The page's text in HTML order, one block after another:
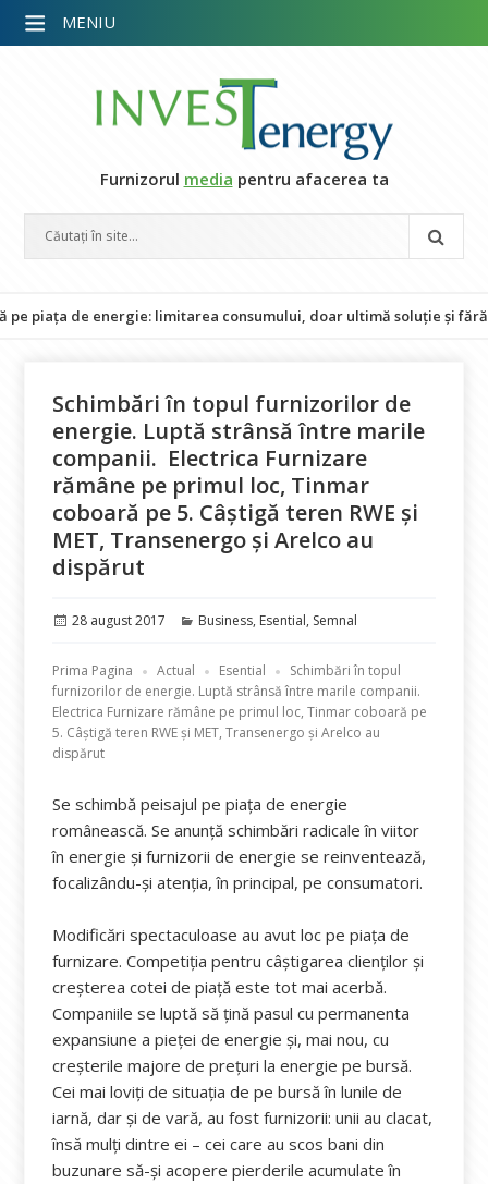
Furnizorul media pentru afacerea ta
de energie: limitarea consumului, doar ultimă soluție și fără
Schimbări în topul furnizorilor de
energie. Luptă strânsă între marile
companii. Electrica Furnizare
rămâne pe primul loc, Tinmar
coboară pe 5. Câștigă teren RWE și
MET, Transenergo și Arelco au
dispărut
Publicat
28 august 2017 Categorii
Business, Esential, Semnal
Prima Pagina Actual Esential
Schimbări în topul
furnizorilor de energie. Luptă strânsă între marile companii.
Electrica Furnizare rămâne pe primul loc, Tinmar coboară pe
5. Câștigă teren RWE și MET, Transenergo și Arelco au
dispărut
Se schimbă peisajul pe piața de energie
românească. Se anunţă schimbări radicale în viitor
în energie și furnizorii de energie se reinventează,
focalizându-și atenţia, în principal, pe consumatori.
Modificări spectaculoase au avut loc pe piața de
furnizare. Competiția pentru câștigarea clienților și
creșterea cotei de piață este tot mai acerbă.
Companiile se luptă să țină pasul cu permanenta
expansiune a pieţei de energie și, mai nou, cu
creșterile majore de prețuri la energie pe bursă.
Cei mai loviți de situația de pe bursă în lunile de
iarnă, dar și de vară, au fost furnizorii: unii au clacat,
însă mulți dintre ei – cei care au scos bani din
buzunare să-și acopere pierderile acumulate în
MENIU